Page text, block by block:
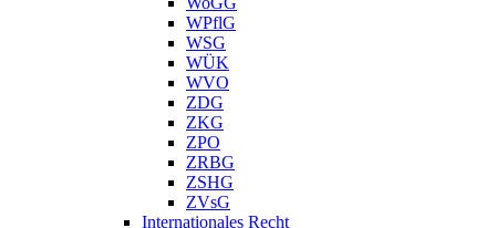
WPflG
WSG
WÜK
WVO
ZDG
ZKG
ZPO
ZRBG
ZSHG
ZVsG
Internationales Recht